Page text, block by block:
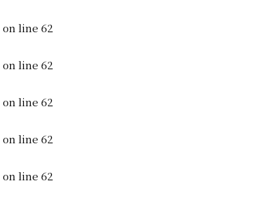
on line 62
on line 62
on line 62
on line 62
on line 62